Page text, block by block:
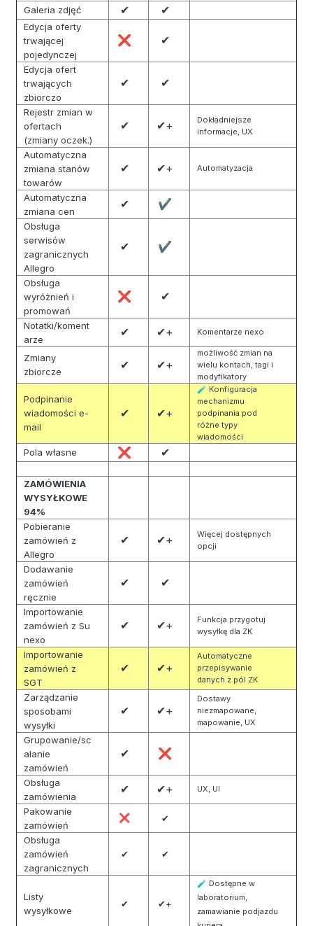
Galeria zdjęć ✔ ✔
Edycja oferty
trwającej
pojedynczej
❌ ✔
Edycja ofert
trwających
zbiorczo
✔ ✔
Rejestr zmian w
ofertach
(zmiany oczek.)
✔ ✔+
Dokładniejsze
informacje, UX
Automatyczna
zmiana stanów
towarów
✔ ✔+ Automatyzacja
Automatyczna
zmiana cen
✔ ✔
Obsługa
serwisów
zagranicznych
Allegro
✔ ✔
Obsługa
wyróżnień i
promowań
❌ ✔
Notatki/koment
arze
✔ ✔+ Komentarze nexo
Zmiany
zbiorcze
✔ ✔+
możliwość zmian na
wielu kontach, tagi i
modyfikatory
Podpinanie
wiadomości e-
mail
✔ ✔+
🧪 Konfiguracja
mechanizmu
podpinania pod
różne typy
wiadomości
Pola własne ❌ ✔
ZAMÓWIENIA
WYSYŁKOWE
94%
Pobieranie
zamówień z
Allegro
✔ ✔+
Więcej dostępnych
opcji
Dodawanie
zamówień
ręcznie
✔ ✔
Importowanie
zamówień z Su
nexo
✔ ✔+
Funkcja przygotuj
wysyłkę dla ZK
Importowanie
zamówień z
SGT
✔ ✔+
Automatyczne
przepisywanie
danych z pól ZK
Zarządzanie
sposobami
wysyłki
✔ ✔+
Dostawy
niezmapowane,
mapowanie, UX
Grupowanie/sc
alanie
zamówień
✔ ❌
Obsługa
zamówienia
✔ ✔+ UX, UI
Pakowanie
zamówień
❌
✔
Obsługa
zamówień
zagranicznych
✔ ✔
Listy
wysyłkowe
✔ ✔+
🧪 Dostępne w
laboratorium,
zamawianie podjazdu